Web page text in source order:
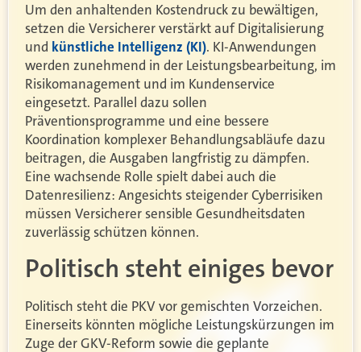
Um den anhaltenden Kostendruck zu bewältigen,
setzen die Versicherer verstärkt auf Digitalisierung
und künstliche Intelligenz (KI). KI-Anwendungen
werden zunehmend in der Leistungsbearbeitung, im
Risikomanagement und im Kundenservice
eingesetzt. Parallel dazu sollen
Präventionsprogramme und eine bessere
Koordination komplexer Behandlungsabläufe dazu
beitragen, die Ausgaben langfristig zu dämpfen.
Eine wachsende Rolle spielt dabei auch die
Datenresilienz: Angesichts steigender Cyberrisiken
müssen Versicherer sensible Gesundheitsdaten
zuverlässig schützen können.
Politisch steht einiges bevor
Politisch steht die PKV vor gemischten Vorzeichen.
Einerseits könnten mögliche Leistungskürzungen im
Zuge der GKV-Reform sowie die geplante